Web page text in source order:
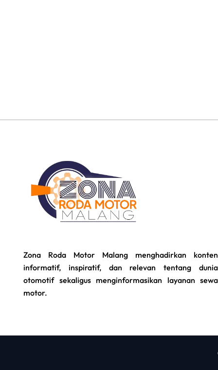
Zona Roda Motor Malang menghadirkan konten
informatif, inspiratif, dan relevan tentang dunia
otomotif sekaligus menginformasikan layanan sewa
motor.